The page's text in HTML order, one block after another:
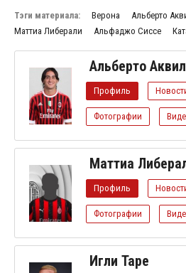
Тэги материала: Верона Альберто
Маттиа Либерали
Альфаджо Сиссе
Альберто
Профиль
Фотографии
Маттиа
Профиль
Фотографии
Игли Таре